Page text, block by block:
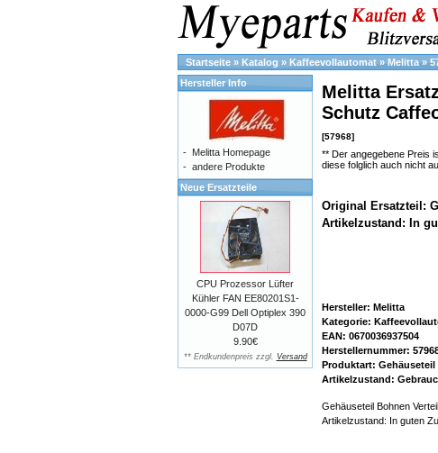
Startseite » Katalog » Kaffeevollautomat » Melitta »
Melitta
Schutz
[57968]
** Der angegebene Preis
diese folglich auch nicht
Original Ersatzteil:
Artikelzustand: In
Hersteller: Melitta
Kategorie:
EAN: 0670036937504
Herstellernummer:
Produktart: Gehäuseteil
Artikelzustand:
Gehäuseteil Bohnen
Artikelzustand: In guten
Hersteller Info
- Melitta Homepage
- andere Produkte
Neue Ersatzteile
CPU Prozessor Lüfter
Kühler FAN EE80201S1-
0000-G99 Dell Optiplex 390
D07D
9.90€
** Endkundenpreis zzgl. Versand